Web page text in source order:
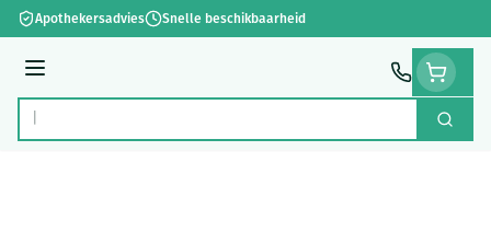
Ga naar de inhoud
Apothekersadvies Snelle beschikbaarheid
Menu
Product, merk, categorie... Zoek